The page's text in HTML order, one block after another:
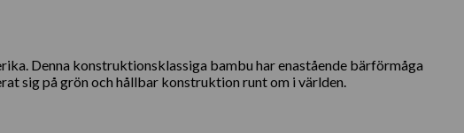
Denna konstruktionsklassiga bambu har enastående bärförmåga
sig på grön och hållbar konstruktion runt om i världen.